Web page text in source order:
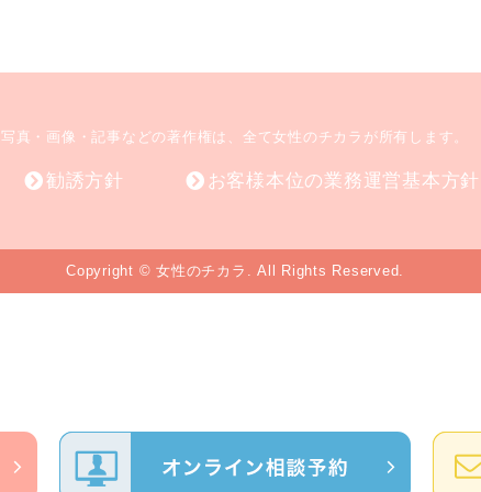
写真・画像・記事などの著作権は、 全て女性のチカラが所有します。
勧誘方針 お客様本位の業務運営基本方針
Copyright © 女性のチカラ. All Rights Reserved.